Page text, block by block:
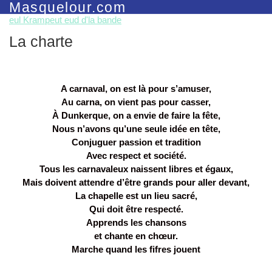
Masquelour.com
eul Krampeut eud d'la bande
La charte
A carnaval, on est là pour s’amuser,
Au carna, on vient pas pour casser,
À Dunkerque, on a envie de faire la fête,
Nous n’avons qu’une seule idée en tête,
Conjuguer passion et tradition
Avec respect et société.
Tous les carnavaleux naissent libres et égaux,
Mais doivent attendre d’être grands pour aller devant,
La chapelle est un lieu sacré,
Qui doit être respecté.
Apprends les chansons
et chante en chœur.
Marche quand les fifres jouent